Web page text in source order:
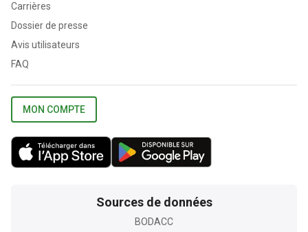
Carrières
Dossier de presse
Avis utilisateurs
FAQ
MON COMPTE
Sources de données
BODACC